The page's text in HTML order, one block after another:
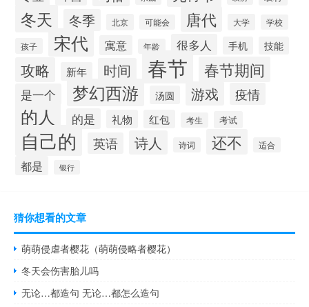
冬天 冬季 北京 可能会 唐代 大学 学校
孩子 宋代 寓意 年龄 很多人 手机 技能
攻略 新年 时间 春节 春节期间
是一个 梦幻西游 汤圆 游戏 疫情
的人 的是 礼物 红包 考生 考试
自己的 英语 诗人 诗词 还不 适合
都是 银行
猜你想看的文章
萌萌侵虐者樱花（萌萌侵略者樱花）
冬天会伤害胎儿吗
无论…都造句 无论…都怎么造句